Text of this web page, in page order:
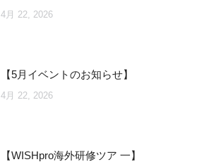
4月 22, 2026
【5月イベントのお知らせ】
4月 22, 2026
【WISHpro海外研修ツア 一】